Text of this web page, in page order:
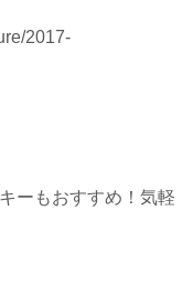
2017-
ーもおすすめ！気軽